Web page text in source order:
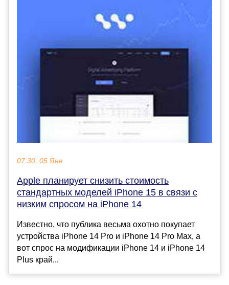
07:30, 05 Янв
Apple планирует снизить стоимость
стандартных моделей iPhone 15 в связи с
низким спросом на iPhone 14
Известно, что публика весьма охотно покупает
устройства iPhone 14 Pro и iPhone 14 Pro Max, а
вот спрос на модификации iPhone 14 и iPhone 14
Plus край...